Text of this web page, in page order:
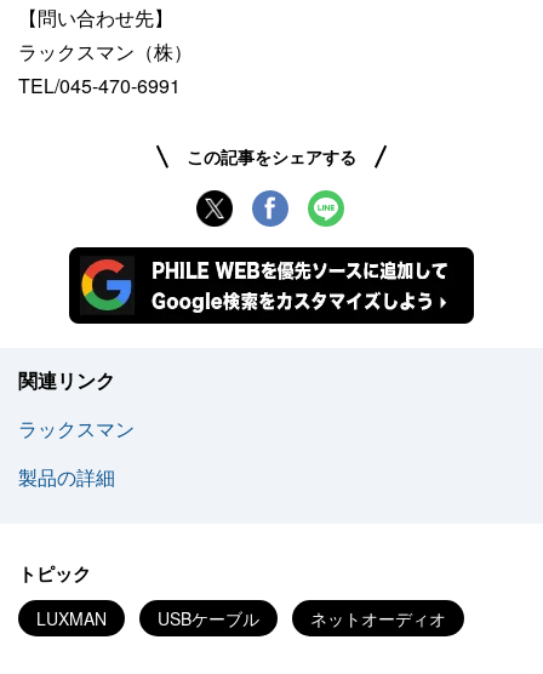
【問い合わせ先】
ラックスマン（株）
TEL/045-470-6991
この記事をシェアする
関連リンク
ラックスマン
製品の詳細
トピック
LUXMAN USBケーブル ネットオーディオ